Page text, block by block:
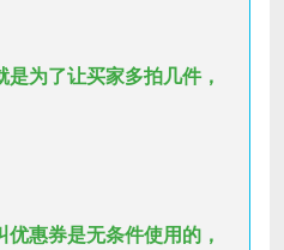
为了让买家多拍几件，
惠券是无条件使用的，